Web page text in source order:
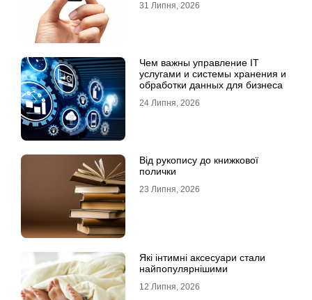
31 Липня, 2026
Чем важны управление IT
услугами и системы хранения и
обработки данных для бизнеса
24 Липня, 2026
Від рукопису до книжкової
полички
23 Липня, 2026
Які інтимні аксесуари стали
найпопулярнішими
12 Липня, 2026